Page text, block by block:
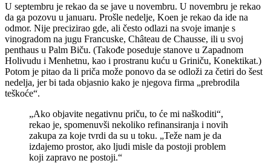
U septembru je rekao da se jave u novembru. U novembru je rekao
da ga pozovu u januaru. Prošle nedelje, Koen je rekao da ide na
odmor. Nije precizirao gde, ali često odlazi na svoje imanje s
vinogradom na jugu Francuske, Château de Chausse, ili u svoj
penthaus u Palm Biču. (Takođe poseduje stanove u Zapadnom
Holivudu i Menhetnu, kao i prostranu kuću u Griniču, Konektikat.)
Potom je pitao da li priča može ponovo da se odloži za četiri do šest
nedelja, jer bi tada objasnio kako je njegova firma „prebrodila
teškoće“.
„Ako objavite negativnu priču, to će mi naškoditi“,
rekao je, spomenuvši nekoliko refinansiranja i novih
zakupa za koje tvrdi da su u toku. „Teže nam je da
izdajemo prostor, ako ljudi misle da postoji problem
koji zapravo ne postoji.“